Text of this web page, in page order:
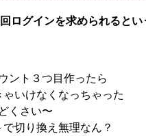
ログインを求められるとい
ント３つ目作ったら
いけなくなっちゃった
くさい〜
切り換え無理なん？